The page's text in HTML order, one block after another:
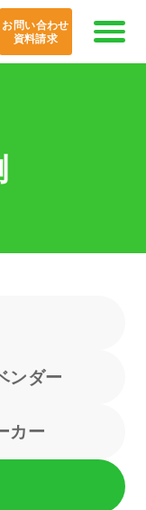
お問い合わせ
資料請求
ンダー
カー